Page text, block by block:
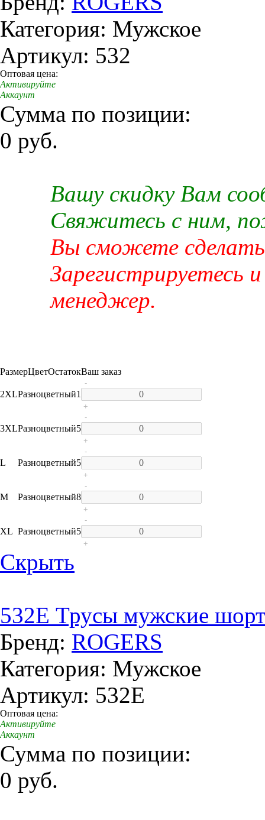
Категория: Мужское
Артикул: 532
Оптовая цена:
Активируйте
Аккаунт
Сумма по позиции:
0 руб.
Вашу скидку Вам
Свяжитесь с ним,
Вы сможете сделать
Зарегистрируетесь
менеджер.
РазмерЦветОстатокВаш заказ
2XLРазноцветный1
-
+
3XLРазноцветный5
-
+
L Разноцветный5
-
+
M Разноцветный8
-
+
XL Разноцветный5
-
+
Скрыть
532E Трусы мужские
Бренд: ROGERS
Категория: Мужское
Артикул: 532E
Оптовая цена:
Активируйте
Аккаунт
Сумма по позиции:
0 руб.